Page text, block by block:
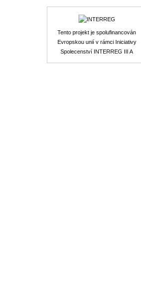
Tento projekt je spolufinancován
Evropskou unií v rámci Iniciativy
Spolecenství INTERREG III A